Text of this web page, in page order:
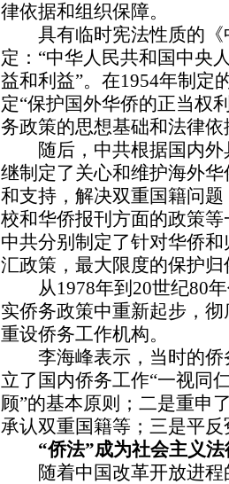
律依据和组织保障。
具有临时宪法性质的《
定：“中华人民共和国中央
益和利益”。在1954年制定
定“保护国外华侨的正当权
务政策的思想基础和法律依
随后，中共根据国内外
继制定了关心和维护海外
和支持，解决双重国籍问
校和华侨报刊方面的政策
中共分别制定了针对华侨
汇政策，最大限度的保护
从1978年到20世纪80年
实侨务政策中重新起步，
重设侨务工作机构。
李海峰表示，当时的侨
立了国内侨务工作“一视同
顾”的基本原则；二是重申
承认双重国籍等；三是平
“侨法”成为社会主义法
随着中国改革开放进程